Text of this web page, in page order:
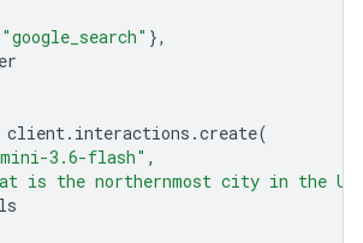
"google_search" },
client. interactions .create(
3.6-flash" ,
is the northernmost city in the